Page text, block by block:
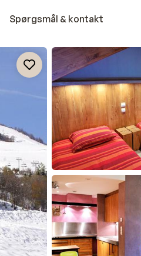
Spørgsmål & kontakt